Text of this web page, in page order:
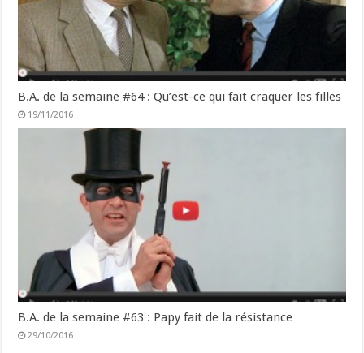
B.A. de la semaine #64 : Qu’est-ce qui fait craquer les filles
19/11/2016
B.A. de la semaine #63 : Papy fait de la résistance
29/10/2016